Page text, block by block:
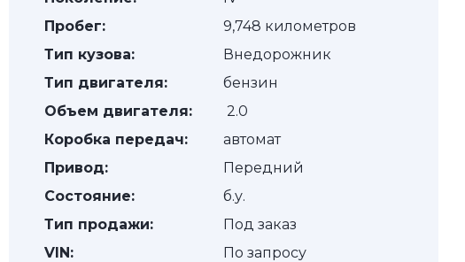
Пробег:
9,748 километров
Тип кузова:
Внедорожник
Тип двигателя:
бензин
Объем двигателя:
2.0
Коробка передач:
автомат
Привод:
Передний
Состояние:
б.у.
Тип продажи:
Под заказ
VIN:
По запросу